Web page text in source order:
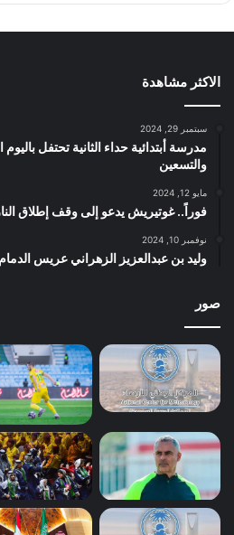
الاكثر مشاهدة
سبتمبر 29, 2024
مدرسة أبتدائية حداء الثانية تحتفل
والتسعين
مايو 12, 2024
فوراً.. غوتيريش يدعو إلى وقف إطلاق
نوفمبر 10, 2024
وليد بن عبدالعزيز الزهراني عريس الدمام
صور